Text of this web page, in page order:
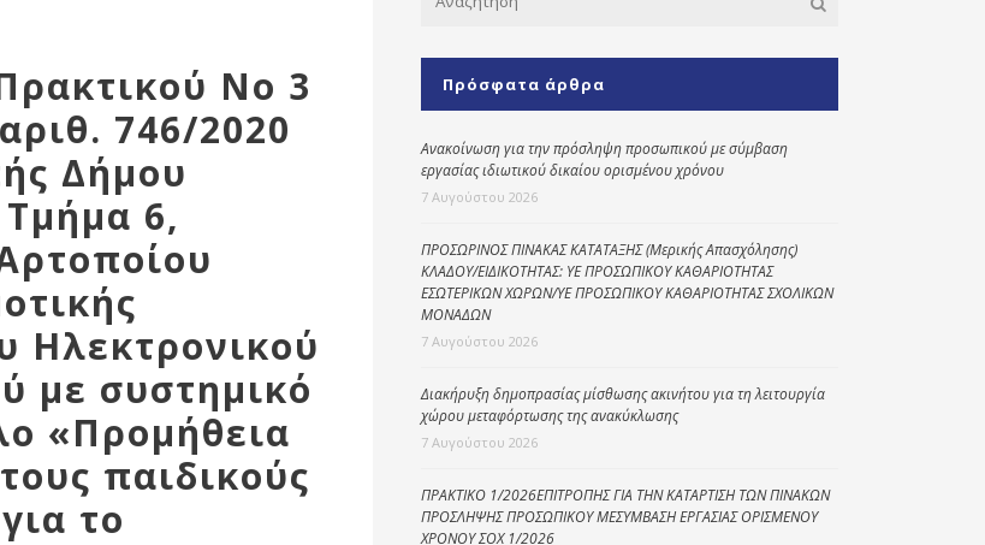
Πρόγραμμα
Κέντρο Ημερήσιας
Φροντίδας
Νο 3
746/2020
Δήμου
6,
Ηλεκτρονικού
με συστημικό
«Προμήθεια
παιδικούς
το
Πρόσφατα άρθρα
Ανακοίνωση για την πρόσληψη προσωπικού με σύμβαση
εργασίας ιδιωτικού δικαίου ορισμένου χρόνου
7 Αυγούστου 2026
ΠΡΟΣΩΡΙΝΟΣ ΠΙΝΑΚΑΣ ΚΑΤΑΤΑΞΗΣ (Μερικής Απασχόλησης)
ΚΛΑΔΟΥ/ΕΙΔΙΚΟΤΗΤΑΣ: ΥΕ ΠΡΟΣΩΠΙΚΟΥ ΚΑΘΑΡΙΟΤΗΤΑΣ
ΕΣΩΤΕΡΙΚΩΝ ΧΩΡΩΝ/ΥΕ ΠΡΟΣΩΠΙΚΟΥ ΚΑΘΑΡΙΟΤΗΤΑΣ ΣΧΟΛΙΚΩΝ
ΜΟΝΑΔΩΝ
7 Αυγούστου 2026
Διακήρυξη δημοπρασίας μίσθωσης ακινήτου για τη λειτουργία
χώρου μεταφόρτωσης της ανακύκλωσης
7 Αυγούστου 2026
ΠΡΑΚΤΙΚΟ 1/2026ΕΠΙΤΡΟΠΗΣ ΓΙΑ ΤΗΝ ΚΑΤΑΡΤΙΣΗ ΤΩΝ ΠΙΝΑΚΩΝ
ΠΡΟΣΛΗΨΗΣ ΠΡΟΣΩΠΙΚΟΥ ΜΕΣΥΜΒΑΣΗ ΕΡΓΑΣΙΑΣ ΟΡΙΣΜΕΝΟΥ
ΧΡΟΝΟΥ ΣΟΧ 1/2026